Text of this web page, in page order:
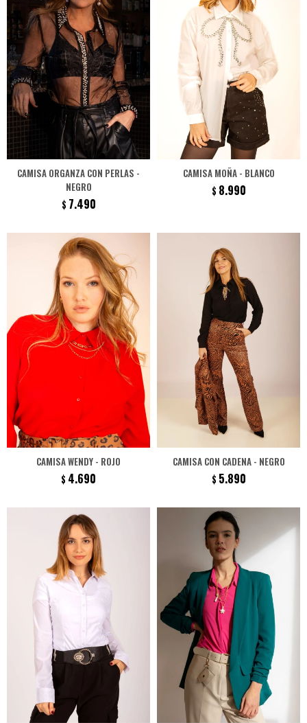
CAMISA ORGANZA CON PERLAS -
NEGRO
$ 7.490
CAMISA MOÑA - BLANCO
$ 8.990
CAMISA WENDY - ROJO
$ 4.690
CAMISA CON CADENA - NEGRO
$ 5.890